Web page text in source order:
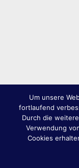
Um unsere
fortlaufend
Durch die
Verwendung
Cookies